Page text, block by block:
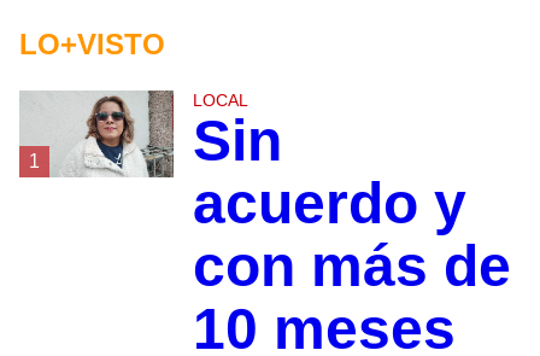
LO+VISTO
1
LOCAL
Sin
acuerdo y
con más de
10 meses